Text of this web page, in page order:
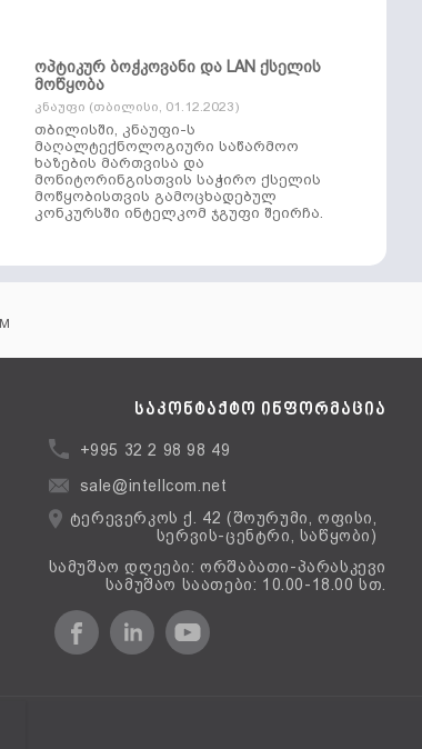
ოპტიკურ ბოჭკოვანი და LAN ქსელის
მოწყობა
კნაუფი (თბილისი, 01.12.2023)
თბილისში, კნაუფი-ს
მაღალტექნოლოგიური საწარმოო
ხაზების მართვისა და
მონიტორინგისთვის საჭირო ქსელის
მოწყობისთვის გამოცხადებულ
კონკურსში ინტელკომ ჯგუფი შეირჩა.
საკონტაქტო ინფორმაცია
+995 32 2 98 98 49
sale@intellcom.net
ტერევერკოს ქ. 42 (შოურუმი, ოფისი,
სერვის-ცენტრი, საწყობი)
სამუშაო დღეები: ორშაბათი-პარასკევი
სამუშაო საათები: 10.00-18.00 სთ.